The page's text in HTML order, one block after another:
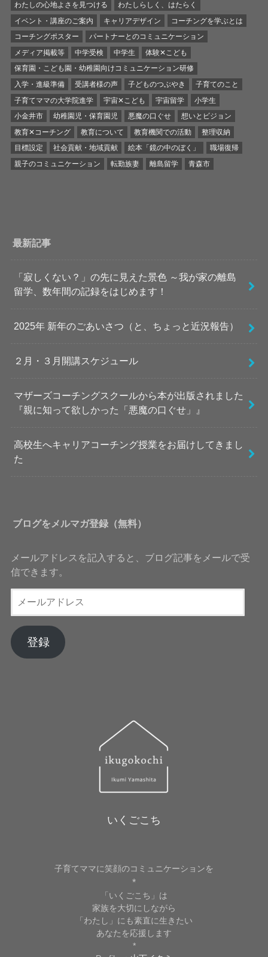
わたしの心地よさを見つける
わたしらしく、はたらく
イベント・講座のご案内
キャリアデザイン
コーチングを学ぶとは
コーチングポスター
パートナーとのコミュニケーション
メディア掲載等
中学受検 中学生
体験✕こども
保育園・こども園・幼稚園向けコミュニケーション研修
入学・進級準備
受講者様の声 子どものつぶやき
子育てのこと
子育てママの大学院進学
宇宙✕こども 宇宙留学
小学生
小金井市
幼稚園児・保育園児 悪魔の口ぐせ
想いとビジョン
教育✕コーチング
教育について 教育機関での活動
整理収納
目標設定
社会貢献・地域貢献 絵本「鏡の中のぼく」
職場復帰
親子のコミュニケーション
転勤族妻 離島留学 青森市
最新記事
「寂しくない？」の先に見えた景色 ～我が家の離島
留学、数年間の記録をはじめます！
2025年 新年のごあいさつ（と、ちょっと近況報告）
２月・３月開講スケジュール
マザーズコーチングスクールから本が出版されました
『親に知って欲しかった「悪魔の口ぐせ」』
高校生へキャリアコーチング授業をお届けしてきまし
た
ブログをメルマガ登録（無料）
メールアドレスを記入すると、ブログ記事をメールで受
信できます。
ー
ア
ド
登録
いくごこち
子育てママに笑顔のコミュニケーションを
*
「いくごこち」は
家族を大切にしながら
「わたし」にも素直に生きたい
あなたを応援します
*